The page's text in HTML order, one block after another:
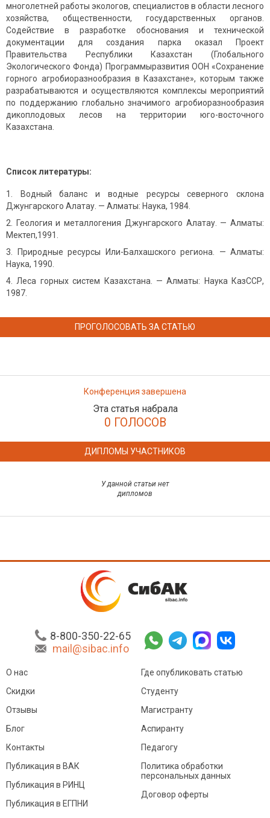
многолетней работы экологов, специалистов в области лесного
хозяйства, общественности, государственных органов.
Содействие в разработке обоснования и технической
документации для создания парка оказал Проект
Правительства Республики Казахстан (Глобального
Экологического Фонда) Программыразвития ООН «Сохранение
горного агробиоразнообразия в Казахстане», которым также
разрабатываются и осуществляются комплексы мероприятий
по поддержанию глобально значимого агробиоразнообразия
дикоплодовых лесов на территории юго-восточного
Казахстана.
Список литературы:
Водный баланс и водные ресурсы северного склона
Джунгарского Алатау. — Алматы: Наука, 1984.
Геология и металлогения Джунгарского Алатау. — Алматы:
Мектеп,1991.
Природные ресурсы Или-Балхашского региона. — Алматы:
Наука, 1990.
Леса горных систем Казахстана. — Алматы: Наука КазССР,
1987.
ПРОГОЛОСОВАТЬ ЗА СТАТЬЮ
Конференция завершена
Эта статья набрала
0 ГОЛОСОВ
ДИПЛОМЫ УЧАСТНИКОВ
У данной статьи нет
дипломов
8-800-350-22-65
mail@sibac.info
О нас
Скидки
Отзывы
Блог
Контакты
Где опубликовать статью
Студенту
Магистранту
Аспиранту
Педагогу
Публикация в ВАК
Публикация в РИНЦ
Публикация в ЕГПНИ
Политика обработки
персональных данных
Договор оферты